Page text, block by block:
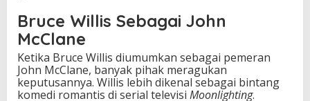
Bruce Willis Sebagai John
McClane
Ketika Bruce Willis diumumkan sebagai pemeran
John McClane, banyak pihak meragukan
keputusannya. Willis lebih dikenal sebagai bintang
komedi romantis di serial televisi Moonlighting.